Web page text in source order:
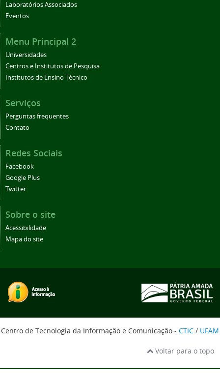
Laboratórios Associados
Eventos
Menu Principal 2
Universidades
Centros e Institutos de Pesquisa
Institutos de Ensino Técnico
Serviços
Perguntas frequentes
Contato
Redes Sociais
Facebook
Google Plus
Twitter
Sobre o site
Acessibilidade
Mapa do site
Centro de Tecnologia da Informação e Comunicação - CTIC / UFAM
Voltar para o topo